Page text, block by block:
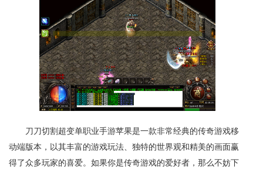
刀刀切割超变单职业手游苹果是一款非常经典的传奇游戏移
动端版本，以其丰富的游戏玩法、独特的世界观和精美的画面赢
得了众多玩家的喜爱。如果你是传奇游戏的爱好者，那么不妨下